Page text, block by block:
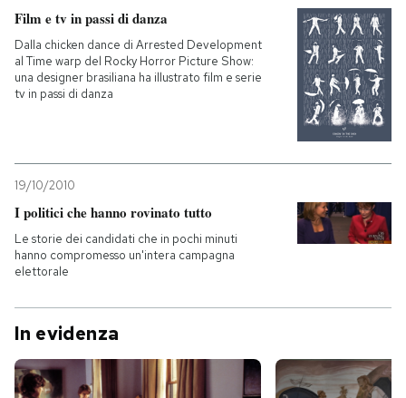
Film e tv in passi di danza
Dalla chicken dance di Arrested Development
al Time warp del Rocky Horror Picture Show:
una designer brasiliana ha illustrato film e serie
tv in passi di danza
19/10/2010
I politici che hanno rovinato tutto
Le storie dei candidati che in pochi minuti
hanno compromesso un'intera campagna
elettorale
In evidenza